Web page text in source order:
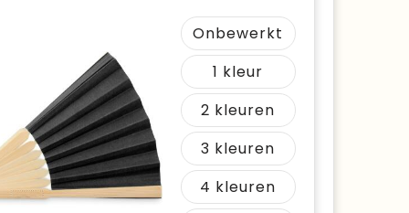
Onbewerkt
1
2
3
4